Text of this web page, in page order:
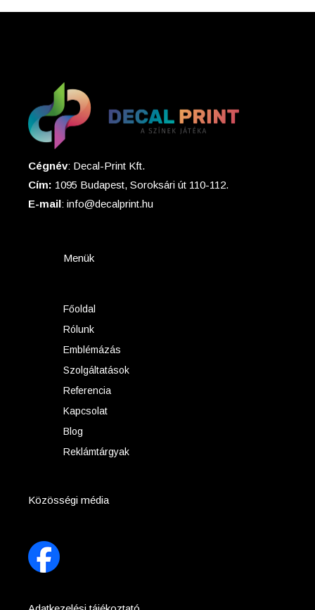
Cégnév: Decal-Print Kft.
Cím: 1095 Budapest, Soroksári út 110-112.
E-mail: info@decalprint.hu
Menük
Főoldal
Rólunk
Emblémázás
Szolgáltatások
Referencia
Kapcsolat
Blog
Reklámtárgyak
Közösségi média